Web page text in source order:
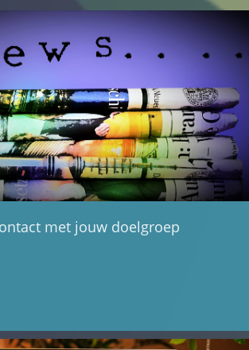
met jouw doelgroep